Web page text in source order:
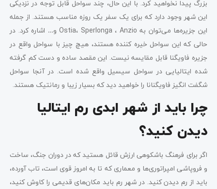
بزرگ پیدا نخواهید کرد. با این حال، چند سواحل قابل توجه در نزدیکی
این شهر وجود دارد که برای یک سفر یک روزه مناسب هستند. از جمله
این جزیره‌ها می‌توان به Ostia، Sperlonga ، Anzio و… اشاره کرد. در
حالی که این سواحل خیره کننده هستند، هیچ چیز با سواحل واقع در
جزیره فاویگنا قابل مقایسه نیست. این مقصد ساده و دست کم گرفته
شده ایتالیایی در سواحل سیسیل واقع شده است. در آنجا سواحل
شگفت انگیز فاویگنانا را خواهید دید که بسیار زیبا و رمانتیک هستند.
چرا باید از شهر ابدی رم ایتالیا
دیدن کنید؟
اگر برای فرهنگ باشکوهی ارزش قائل هستید که در دوران جنگ، ساخت
و فروپاشی امپراتوری‌ها و معماری که تا به امروز قوی است، تاب آورده،
باید از رم دیدن کنید. در شهر رم باید مکان‌های قدیمی را کاوش کنید،